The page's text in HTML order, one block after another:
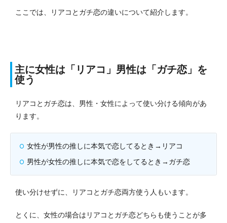
ここでは、リアコとガチ恋の違いについて紹介します。
主に女性は「リアコ」男性は「ガチ恋」を
使う
リアコとガチ恋は、男性・女性によって使い分ける傾向があ
ります。
女性が男性の推しに本気で恋してるとき→リアコ
男性が女性の推しに本気で恋をしてるとき→ガチ恋
使い分けせずに、リアコとガチ恋両方使う人もいます。
とくに、女性の場合はリアコとガチ恋どちらも使うことが多